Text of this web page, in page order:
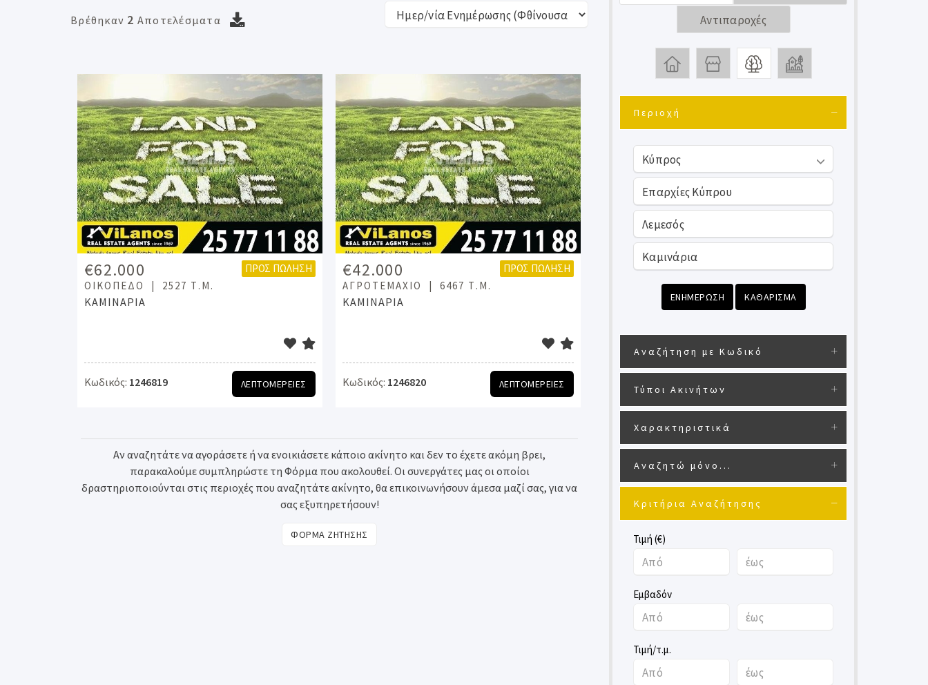
Βρέθηκαν 2 Αποτελέσματα
€62.000
ΠΡΟΣ ΠΏΛΗΣΗ
ΟΙΚΌΠΕΔΟ
2527 Τ.Μ.
ΚΑΜΙΝΑΡΙΑ
Κωδικός: 1246819 ΛΕΠΤΟΜΕΡΕΙΕΣ
€42.000
ΠΡΟΣ ΠΏΛΗΣΗ
ΑΓΡΟΤΕΜΆΧΙΟ
6467 Τ.Μ.
ΚΑΜΙΝΑΡΙΑ
Κωδικός: 1246820 ΛΕΠΤΟΜΕΡΕΙΕΣ
Αν αναζητάτε να αγοράσετε ή να ενοικιάσετε κάποιο ακίνητο και δεν το έχετε ακόμη βρει,
παρακαλούμε συμπληρώστε τη Φόρμα που ακολουθεί. Οι συνεργάτες μας οι οποίοι
δραστηριοποιούνται στις περιοχές που αναζητάτε ακίνητο, θα επικοινωνήσουν άμεσα μαζί σας, για να
σας εξυπηρετήσουν!
ΦΟΡΜΑ ΖΗΤΗΣΗΣ
Αντιπαροχές
Περιοχή
ΕΝΗΜΕΡΩΣΗ ΚΑΘΑΡΙΣΜΑ
Αναζήτηση με Κωδικό
Τύποι Ακινήτων
Χαρακτηριστικά
Αναζητώ μόνο...
Κριτήρια Αναζήτησης
Τιμή (€)
Εμβαδόν
Τιμή/τ.μ.